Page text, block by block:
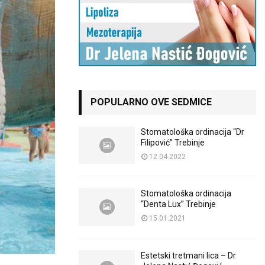
POPULARNO OVE SEDMICE
Stomatološka ordinacija “Dr
Filipović” Trebinje
12.04.2022
Stomatološka ordinacija
“Denta Lux” Trebinje
15.01.2021
Estetski tretmani lica – Dr